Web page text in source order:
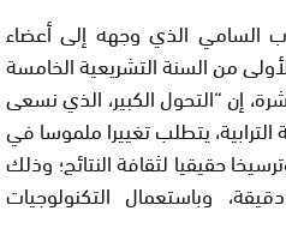
السامي الذي وجهه إلى أعضاء
من السنة التشريعية الخامسة
إن “التحول الكبير، الذي نسعى
يتطلب تغييرا ملموسا في
حقيقيا لثقافة النتائج؛ وذلك
وباستعمال التكنولوجيات